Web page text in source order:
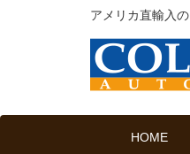
アメリカ直輸入
HOME